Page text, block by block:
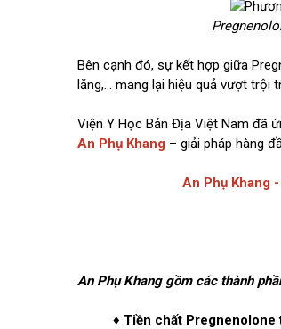
Bên cạnh đó, sự kết hợp giữa
lăng,… mang lại hiệu quả vượt trội
Viện Y Học Bản Địa Việt Nam đã
An Phụ Khang – giải pháp hàng
An Phụ Khang
An Phụ Khang gồm các thành
♦ Tiền chất Pregnenolone